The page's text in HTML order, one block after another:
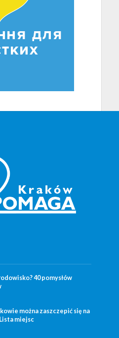
40 pomysłów
można zaszczepić się na
miejsc